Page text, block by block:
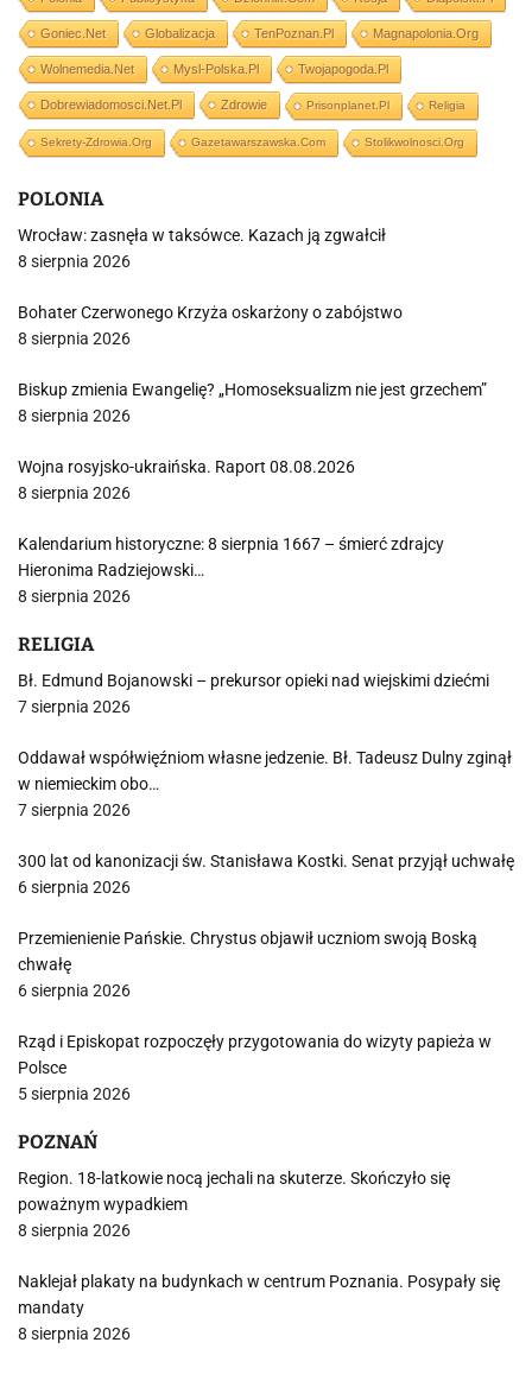
Goniec.net Globalizacja TenPoznan.pl Magnapolonia.org
Wolnemedia.net Mysl-Polska.pl Twojapogoda.pl
Dobrewiadomosci.net.pl Zdrowie Prisonplanet.pl Religia
Sekrety-Zdrowia.org Gazetawarszawska.com Stolikwolnosci.org
POLONIA
Wrocław: zasnęła w taksówce. Kazach ją zgwałcił
8 sierpnia 2026
Bohater Czerwonego Krzyża oskarżony o zabójstwo
8 sierpnia 2026
Biskup zmienia Ewangelię? „Homoseksualizm nie jest grzechem”
8 sierpnia 2026
Wojna rosyjsko-ukraińska. Raport 08.08.2026
8 sierpnia 2026
Kalendarium historyczne: 8 sierpnia 1667 – śmierć zdrajcy
Hieronima Radziejowski…
8 sierpnia 2026
RELIGIA
Bł. Edmund Bojanowski – prekursor opieki nad wiejskimi dziećmi
7 sierpnia 2026
Oddawał współwięźniom własne jedzenie. Bł. Tadeusz Dulny zginął
w niemieckim obo…
7 sierpnia 2026
300 lat od kanonizacji św. Stanisława Kostki. Senat przyjął uchwałę
6 sierpnia 2026
Przemienienie Pańskie. Chrystus objawił uczniom swoją Boską
chwałę
6 sierpnia 2026
Rząd i Episkopat rozpoczęły przygotowania do wizyty papieża w
Polsce
5 sierpnia 2026
POZNAŃ
Region. 18-latkowie nocą jechali na skuterze. Skończyło się
poważnym wypadkiem
8 sierpnia 2026
Naklejał plakaty na budynkach w centrum Poznania. Posypały się
mandaty
8 sierpnia 2026